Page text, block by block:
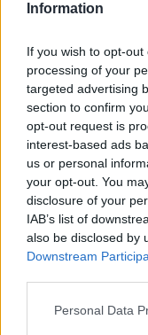
Information
If you wish to opt-
processing of your
targeted advertising
section to confirm
opt-out request is
interest-based ads
us or personal
your opt-out. You
disclosure of your
IAB’s list of
also be disclosed by
Downstream
Personal Data
προορισμούς
Διαβάστε